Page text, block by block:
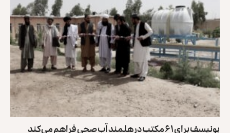
یونیسف برای ۶۱ مکتب در هلمند آب صحی فراهم می‌کند